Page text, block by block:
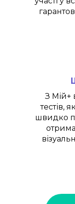
З Мій+
тестів,
швидко